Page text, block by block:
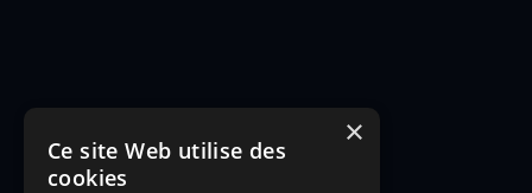
×
Ce site Web utilise des
cookies